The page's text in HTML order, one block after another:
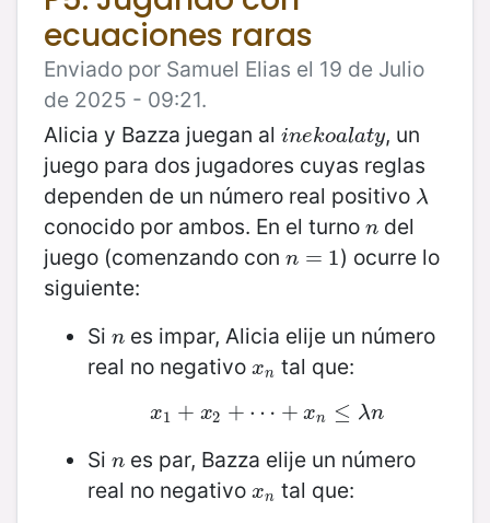
ecuaciones raras
Enviado por Samuel Elias el 19 de Julio
de 2025 - 09:21.
Alicia y Bazza juegan al inekoalaty
inekoalaty, un
juego para dos jugadores cuyas reglas
dependen de un número real positivo λ
λ
conocido por ambos. En el turno n
n del
juego (comenzando con n = 1
n=1
) ocurre lo
siguiente:
Si n
n es impar, Alicia elije un número
real no negativo xn
xn tal que:
x1 + x2 + ⋯ + xn ≤ λn
x1+x 2+ ⋯ +x n≤ λn
Si n
n es par, Bazza elije un número
real no negativo xn
xn tal que: